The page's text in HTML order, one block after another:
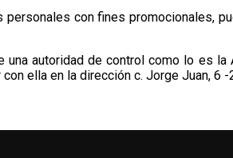
con fines promocionales,
autoridad de control como lo es
ella en la dirección c. Jorge Juan, 6